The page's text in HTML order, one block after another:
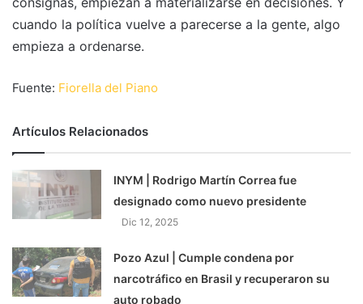
cuando la política vuelve a parecerse a la gente, algo
empieza a ordenarse.
Fuente: Fiorella del Piano
Artículos Relacionados
INYM | Rodrigo Martín Correa fue
designado como nuevo presidente
Dic 12, 2025
Pozo Azul | Cumple condena por
narcotráfico en Brasil y recuperaron su
auto robado